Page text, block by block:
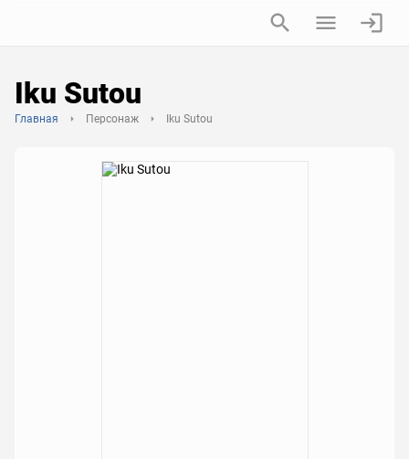
Iku Sutou
Главная Персонаж Iku Sutou